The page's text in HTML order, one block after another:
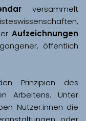
versammelt
Aufzeichnungen
öffentlich
Prinzipien des
Arbeitens. Unter
Nutzer:innen die